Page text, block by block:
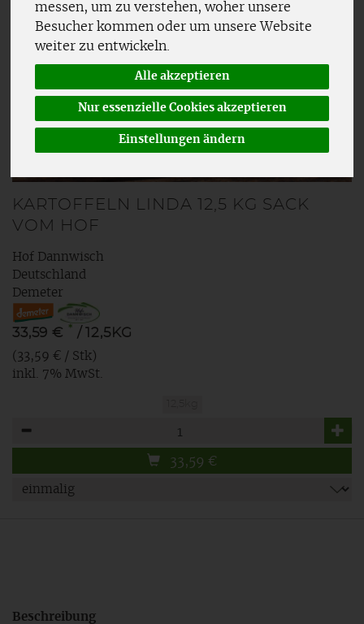
messen, um zu verstehen, woher unsere
Besucher kommen oder um unsere Website
weiter zu entwickeln.
Alle akzeptieren
Nur essenzielle Cookies akzeptieren
Einstellungen ändern
KARTOFFELN LINDA 12,5 KG SACK
VOM HOF
Hof Dannwisch
Deutschland
Demeter
33,59 € * / 12,5KG
(33,59 € / Stk)
inkl. 7% MwSt.
33,59 €
Beschreibung